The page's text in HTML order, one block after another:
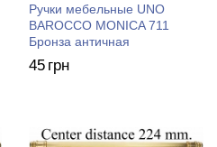
Ручки мебельные UNO
BAROCCO MONICA 711
Бронза античная
45 грн